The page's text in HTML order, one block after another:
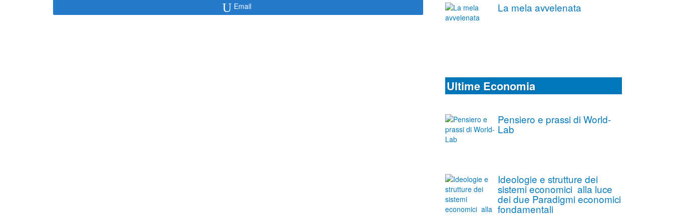
Email La mela avvelenata
Ultime Economia
Pensiero e prassi di World-
Lab
Ideologie e strutture dei
sistemi economici alla luce
dei due Paradigmi economici
fondamentali